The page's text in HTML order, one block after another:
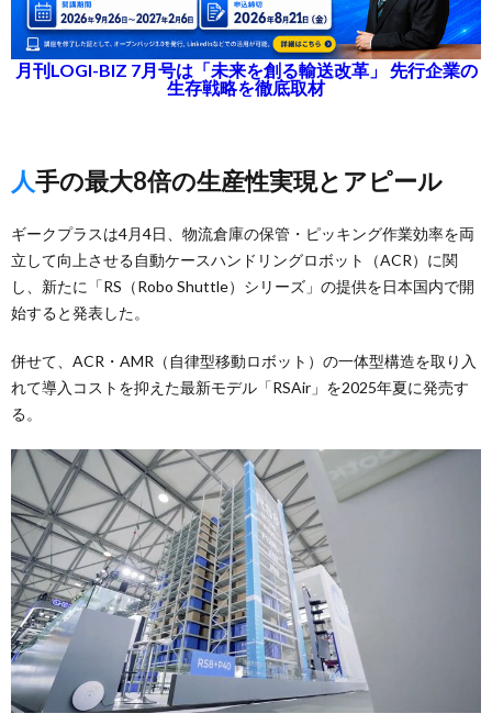
月刊LOGI-BIZ 7月号は「未来を創る輸送改革」 先行企業の
生存戦略を徹底取材
人手の最大8倍の生産性実現とアピール
ギークプラスは4月4日、物流倉庫の保管・ピッキング作業効率を両
立して向上させる自動ケースハンドリングロボット（ACR）に関
し、新たに「RS（Robo Shuttle）シリーズ」の提供を日本国内で開
始すると発表した。
併せて、ACR・AMR（自律型移動ロボット）の一体型構造を取り入
れて導入コストを抑えた最新モデル「RSAir」を2025年夏に発売す
る。